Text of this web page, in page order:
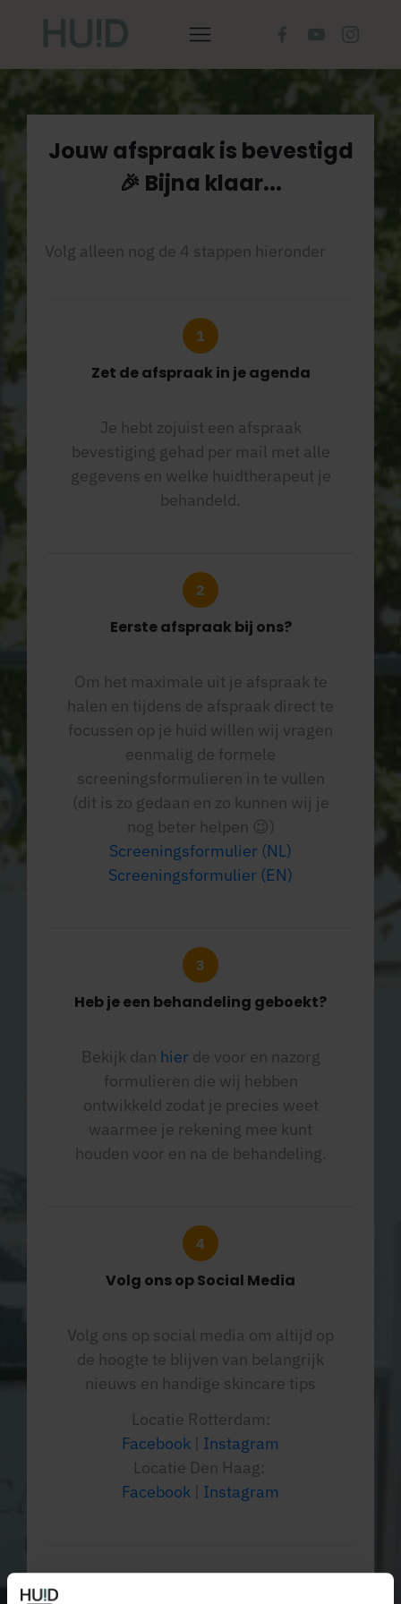
Jouw afspraak is bevestigd
🎉 Bijna klaar...
Volg alleen nog de 4 stappen hieronder
Zet de afspraak in je agenda
Je hebt zojuist een afspraak
bevestiging gehad per mail met alle
gegevens en welke huidtherapeut je
behandeld.
Eerste afspraak bij ons?
Om het maximale uit je afspraak te
halen en tijdens de afspraak direct te
focussen op je huid willen wij vragen
eenmalig de formele
screeningsformulieren in te vullen
(dit is zo gedaan en zo kunnen wij je
nog beter helpen 😉)
Screeningsformulier (NL)
Screeningsformulier (EN)
Heb je een behandeling geboekt?
Bekijk dan hier de voor en nazorg
formulieren die wij hebben
ontwikkeld zodat je precies weet
waarmee je rekening mee kunt
houden voor en na de behandeling.
Volg ons op Social Media
Volg ons op social media om altijd op
de hoogte te blijven van belangrijk
nieuws en handige skincare tips
Locatie Rotterdam:
Facebook
Instagram
Locatie Den Haag:
Facebook
Instagram